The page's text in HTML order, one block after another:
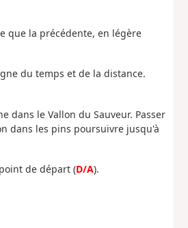
que la précédente, en légère
du temps et de la distance.
le Vallon du Sauveur. Passer
dans les pins poursuivre jusqu'à
de départ (D/A).